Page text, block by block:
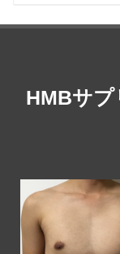
HMBサプ